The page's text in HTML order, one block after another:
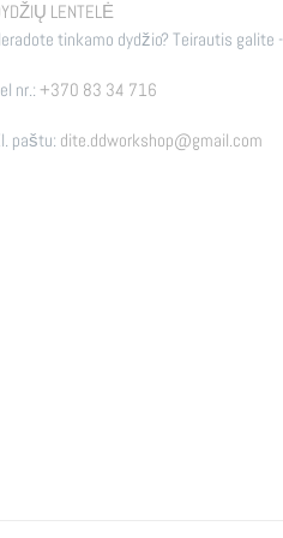
LENTELĖ
tinkamo dydžio? Teirautis galite -
nr.: +370 83 34 716
paštu: dite.ddworkshop@gmail.com